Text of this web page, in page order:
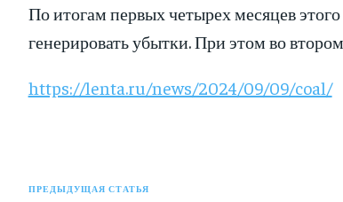
По итогам первых четырех месяцев
генерировать убытки. При этом во
https://lenta.ru/news/2024/09/09/coal/
ПРЕДЫДУЩАЯ СТАТЬЯ